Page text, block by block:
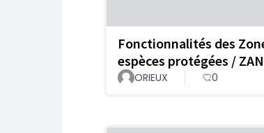
Fonctionnalités des
espèces protégées / ZAN
ORIEUX 0